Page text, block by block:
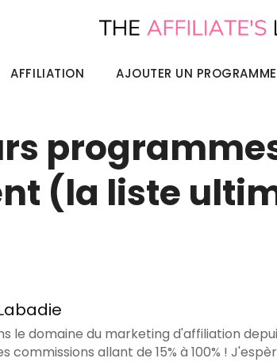
AFFILIATION AJOUTER UN PROGRAMME
(la liste
le domaine du marketing d'affiliation
commissions allant de 15% à 100% !